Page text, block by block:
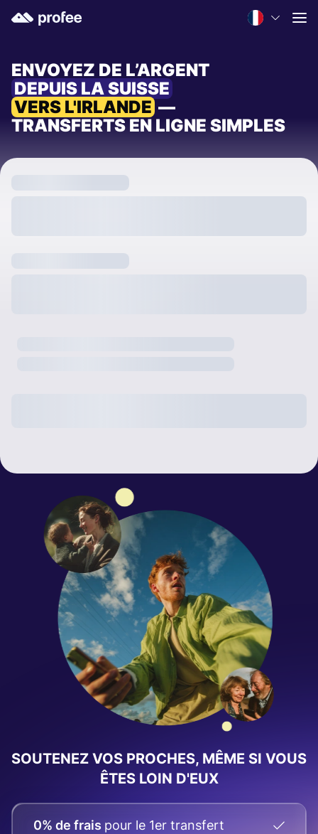
ENVOYEZ DE L’ARGENT
DEPUIS LA SUISSE
VERS L'IRLANDE —
TRANSFERTS EN LIGNE SIMPLES
SOUTENEZ VOS PROCHES, MÊME SI VOUS
ÊTES LOIN D'EUX
0% de frais pour le 1er transfert